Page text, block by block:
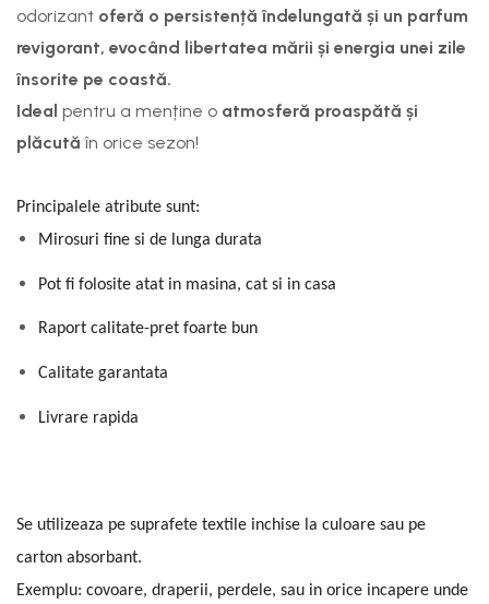
odorizant oferă o persistență îndelungată și un parfum
revigorant, evocând libertatea mării și energia unei zile
însorite pe coastă.
Ideal pentru a menține o atmosferă proaspătă și
plăcută în orice sezon!
Principalele atribute sunt:
Mirosuri fine si de lunga durata
Pot fi folosite atat in masina, cat si in casa
Raport calitate-pret foarte bun
Calitate garantata
Livrare rapida
Se utilizeaza pe suprafete textile inchise la culoare sau pe
carton absorbant.
Exemplu: covoare, draperii, perdele, sau in orice incapere unde